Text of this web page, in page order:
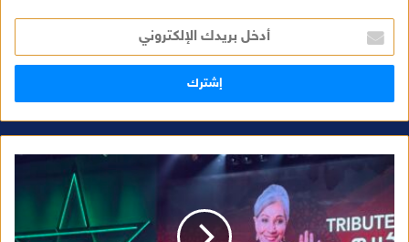
خ
ل
ر
ا
إ
ك
ت